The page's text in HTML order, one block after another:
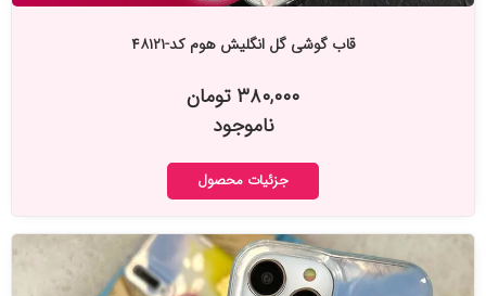
قاب گوشی گل انگلیش هوم کد-۴۸۱۲۱
۳۸۰,۰۰۰ تومان
ناموجود
جزئیات محصول